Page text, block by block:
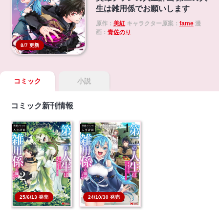
8/7 更新
生は雑用係でお願いします
原作： 美紅キャラクター原案： fame漫
画： 青佐のり
コミック 小説
コミック新刊情報
25/6/13 発売 24/10/30 発売